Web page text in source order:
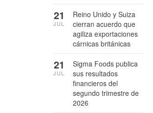
Reino Unido y Suiza
cierran acuerdo que
agiliza exportaciones
cárnicas británicas
21
JUL
Sigma Foods publica
sus resultados
financieros del
segundo trimestre de
2026
21
JUL